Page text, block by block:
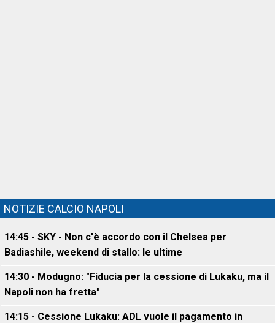
NOTIZIE CALCIO NAPOLI
14:45 - SKY - Non c'è accordo con il Chelsea per
Badiashile, weekend di stallo: le ultime
14:30 - Modugno: "Fiducia per la cessione di Lukaku, ma il
Napoli non ha fretta"
14:15 - Cessione Lukaku: ADL vuole il pagamento in